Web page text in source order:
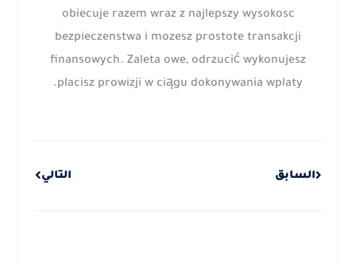
obiecuje razem wraz z najlepszy wysokosc
bezpieczenstwa i mozesz prostote transakcji
finansowych. Zaleta owe, odrzucić wykonujesz
placisz prowizji w ciągu dokonywania wplaty.
السابق التالي